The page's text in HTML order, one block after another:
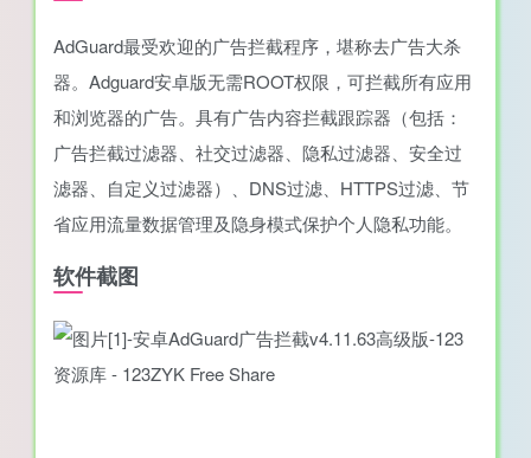
（摸鱼游戏）
AdGuard最受欢迎的广告拦截程序，堪称去广告大杀
器。Adguard安卓版无需ROOT权限，可拦截所有应用
和浏览器的广告。具有广告内容拦截跟踪器（包括：
广告拦截过滤器、社交过滤器、隐私过滤器、安全过
滤器、自定义过滤器）、DNS过滤、HTTPS过滤、节
省应用流量数据管理及隐身模式保护个人隐私功能。
软件截图